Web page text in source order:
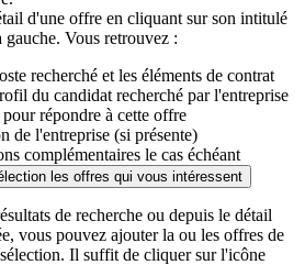
d'une offre en cliquant sur son intitulé
Vous retrouvez :
recherché et les éléments de contrat
du candidat recherché par l'entreprise
répondre à cette offre
de l'entreprise (si présente)
complémentaires le cas échéant
les offres qui vous intéressent
de recherche ou depuis le détail
vous pouvez ajouter la ou les offres de
Il suffit de cliquer sur l'icône